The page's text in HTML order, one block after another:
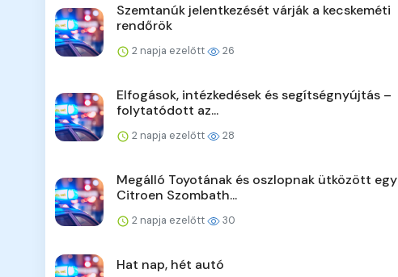
Szemtanúk jelentkezését várják a kecskeméti
rendőrök
2 napja ezelőtt 26
Elfogások, intézkedések és segítségnyújtás –
folytatódott az...
2 napja ezelőtt 28
Megálló Toyotának és oszlopnak ütközött egy
Citroen Szombath...
2 napja ezelőtt 30
Hat nap, hét autó